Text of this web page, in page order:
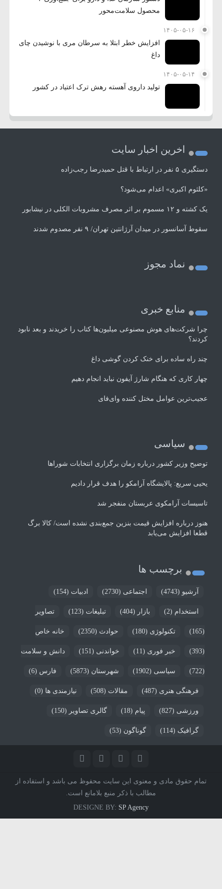
محصول سلامت‌محور
۱۴۰۵-۰۵-۱۶
افزایش خطر ابتلا به سرطان مری با نوشیدن چای
داغ
۱۴۰۵-۰۵-۱۴
تولید داروی آهسته رهش ترک اعتیاد در کشور
اخرین اخبار سایت
دستگیری ۵ نفر در ارتباط با قتل حمیدرضا رجب‌زاده
«کلثوم اکبری» اعدام می‌شود؟
یک کشته و ۱۲ مسموم بر اثر مصرف مشروبات الکلی در نیشابور
سقوط آسانسور در میدان آرژانتین تهران/ ۹ نفر مصدوم شدند
نماد مجوز
منابع خبری
چرا شرکت‌های هوش مصنوعی میلیون‌ها کتاب را خریدند و بعد نابود
کردند؟
چند راه‌ ساده برای خنک کردن گوشی داغ
چهار کاری که هنگام شارژ آیفون نباید انجام دهیم
عجیب‌ترین عوامل مختل کننده وای‌فای
سیاسی
توضیح وزیر کشور درباره زمان برگزاری انتخابات شوراها
یحیی سریع: پالایشگاه آرامکو را هدف قرار دادیم
تاسیسات آرامکوی عربستان منفجر شد
هنوز درباره افزایش قیمت بنزین جمع‌بندی نشده است/ کالا برگ
قطعا افزایش می‌یابد
برچسب ها
آرشیو (4743) اجتماعی (2730) ادبیات (154)
استخدام (2) بازار (404) تبلیغات (123) تصاویر
(165) تکنولوژی (180) حوادث (2350) خانه خاص
(393) خبر فوری (11) خواندنی (151) دانش و سلامت
(722) سیاسی (1902) شهرستان (5873) فارس (6)
فرهنگی هنری (487) مقالات (508) نیازمندی ها (0)
ورزشی (827) پیام (18) گالری تصاویر (150)
گرافیک (114) گوناگون (53)
تمام حقوق مادی و معنوی این سایت محفوظ می باشد و استفاده از
مطالب با ذکر منبع بلامانع است.
DESIGNE BY: SP Agency